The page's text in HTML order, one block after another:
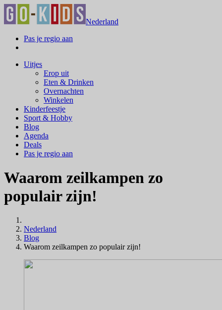
Nederland
Pas je regio aan
Uitjes
Erop uit
Eten & Drinken
Overnachten
Winkelen
Kinderfeestje
Sport & Hobby
Blog
Agenda
Deals
Pas je regio aan
Waarom zeilkampen zo
populair zijn!
Nederland
Blog
Waarom zeilkampen zo populair zijn!